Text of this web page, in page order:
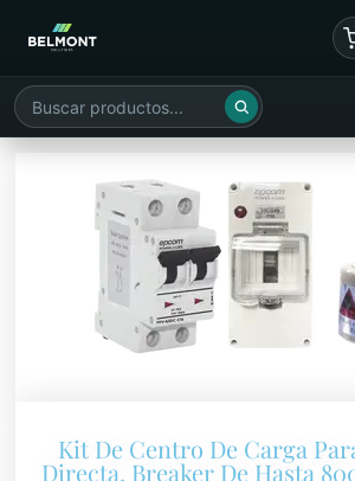
Kit De Centro De Carga
Directa, Breaker De Hasta